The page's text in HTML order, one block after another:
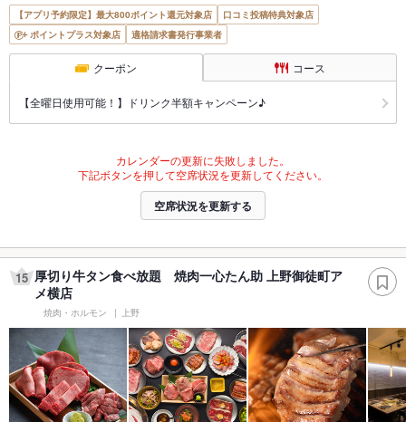
【アプリ予約限定】最大800ポイント還元対象店
口コミ投稿特典対象店
ポイントプラス対象店
適格請求書発行事業者
クーポン コース
【全曜日使用可能！】ドリンク半額キャンペーン♪
カレンダーの更新に失敗しました。
下記ボタンを押して空席状況を更新してください。
空席状況を更新する
15 厚切り牛タン食べ放題 焼肉一心たん助 上野御徒町ア
メ横店
焼肉・ホルモン 上野